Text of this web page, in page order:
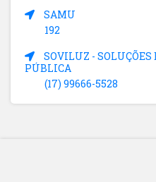
SAMU
192
SOVILUZ -
PÚBLICA
(17) 99666-5528